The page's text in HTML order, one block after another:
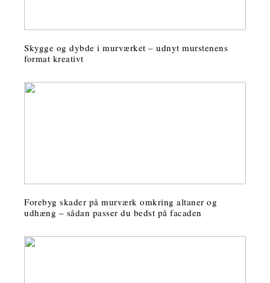
Skygge og dybde i murværket – udnyt murstenens
format kreativt
Forebyg skader på murværk omkring altaner og
udhæng – sådan passer du bedst på facaden